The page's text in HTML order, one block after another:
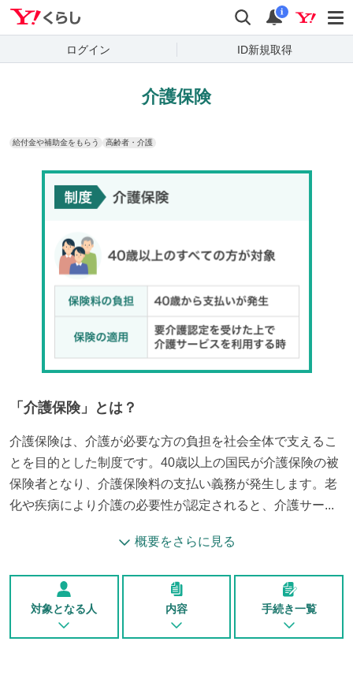
検索 通知
i
ログイン ID新規取得
介護保険
給付金や補助金をもらう 高齢者・介護
「 介護保険」とは？
介護保険は、介護が必要な方の負担を社会全体で支えるこ
とを目的とした制度です。40歳以上の国民が介護保険の被
保険者となり、介護保険料の支払い義務が発生します。老
化や疾病により介護の必要性が認定されると、介護サー...
概要をさらに見る
対象となる人 内容 手続き一覧